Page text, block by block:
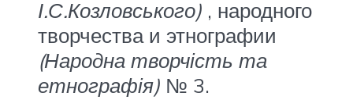
І.С.Козловського) , народного
творчества и этнографии
(Народна творчість та
етнографія) № 3.